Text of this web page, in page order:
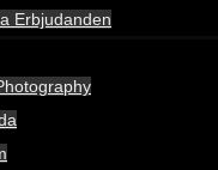
Erbjudanden